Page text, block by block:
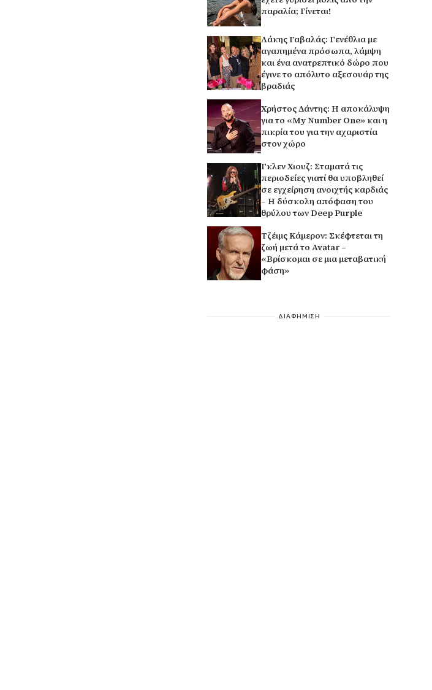
παραλία; Γίνεται!
Λάκης Γαβαλάς: Γενέθλια με
αγαπημένα πρόσωπα, λάμψη
και ένα ανατρεπτικό δώρο που
έγινε το απόλυτο αξεσουάρ της
βραδιάς
Χρήστος Δάντης: Η αποκάλυψη
για το «My Number One» και η
πικρία του για την αχαριστία
στον χώρο
Γκλεν Χιουζ: Σταματά τις
περιοδείες γιατί θα υποβληθεί
σε εγχείρηση ανοιχτής καρδιάς
– Η δύσκολη απόφαση του
θρύλου των Deep Purple
Τζέιμς Κάμερον: Σκέφτεται τη
ζωή μετά το Avatar –
«Βρίσκομαι σε μια μεταβατική
φάση»
ΔΙΑΦΗΜΙΣΗ